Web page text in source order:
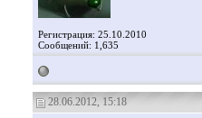
Регистрация: 25.10.2010
Сообщений: 1,635
28.06.2012, 15:18